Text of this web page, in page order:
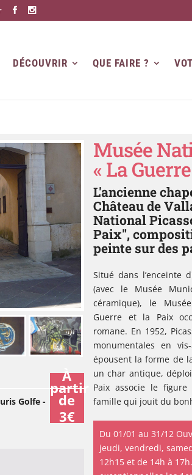
DÉCOUVRIR QUE FAIRE ?
À
partir
de
3€
Golfe -
Musée
« La
L'ancienne
Château de
National
Paix",
peinte sur des
Situé dans l’enceinte
(avec le Musée
céramique), le
Guerre et la Paix
romane. En 1952,
monumentales en
épousent la forme de
un char antique,
Paix associe le
famille qui jouit du
Du 01/01 au 31/12
jeudi, vendredi,
12h15 et de 14h à